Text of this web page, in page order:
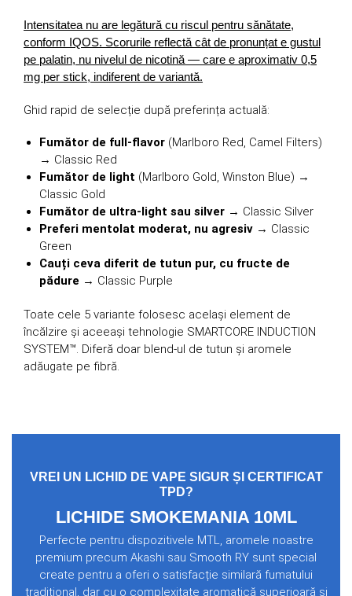
Intensitatea nu are legătură cu riscul pentru sănătate,
conform IQOS. Scorurile reflectă cât de pronunțat e gustul
pe palatin, nu nivelul de nicotină — care e aproximativ 0,5
mg per stick, indiferent de variantă.
Ghid rapid de selecție după preferința actuală:
Fumător de full-flavor (Marlboro Red, Camel Filters)
→ Classic Red
Fumător de light (Marlboro Gold, Winston Blue) →
Classic Gold
Fumător de ultra-light sau silver → Classic Silver
Preferi mentolat moderat, nu agresiv → Classic
Green
Cauți ceva diferit de tutun pur, cu fructe de
pădure → Classic Purple
Toate cele 5 variante folosesc același element de
încălzire și aceeași tehnologie SMARTCORE INDUCTION
SYSTEM™. Diferă doar blend-ul de tutun și aromele
adăugate pe fibră.
VREI UN LICHID DE VAPE SIGUR ȘI CERTIFICAT
TPD?
LICHIDE SMOKEMANIA 10ML
Perfecte pentru dispozitivele MTL, aromele noastre
premium precum Akashi sau Smooth RY sunt special
create pentru a oferi o satisfacție similară fumatului
tradițional, dar cu o complexitate aromatică superioară și